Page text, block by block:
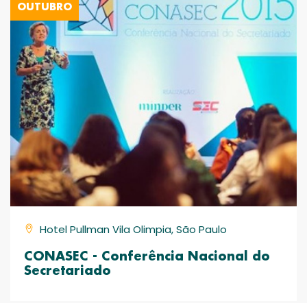
OUTUBRO
Hotel Pullman Vila Olimpia, São Paulo
CONASEC - Conferência Nacional do
Secretariado